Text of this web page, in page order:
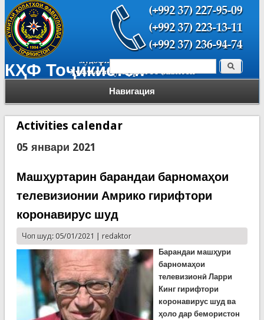
КҲФ Тоҷикистон
Навигация
Форма поиска Поиск
Activities calendar
05 январи 2021
Машҳуртарин барандаи барномаҳои
телевизионии Амрико гирифтори
коронавирус шуд
Чоп шуд: 05/01/2021 | redaktor
Барандаи машҳури
барномаҳои
телевизионӣ Ларри
Кинг гирифтори
коронавирус шуд ва
ҳоло дар бемористон